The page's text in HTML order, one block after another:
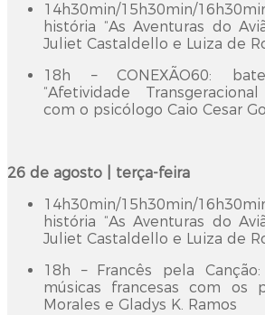
14h30min/15h30min/
história “As Aventuras do
Juliet Castaldello e Luiza de
18h – CONEXÃO60:
“Afetividade
com o psicólogo Caio Cesar
26 de agosto | terça-feira
14h30min/15h30min/
história “As Aventuras do
Juliet Castaldello e Luiza de
18h – Francês pela
músicas francesas com os
Morales e Gladys K. Ramos